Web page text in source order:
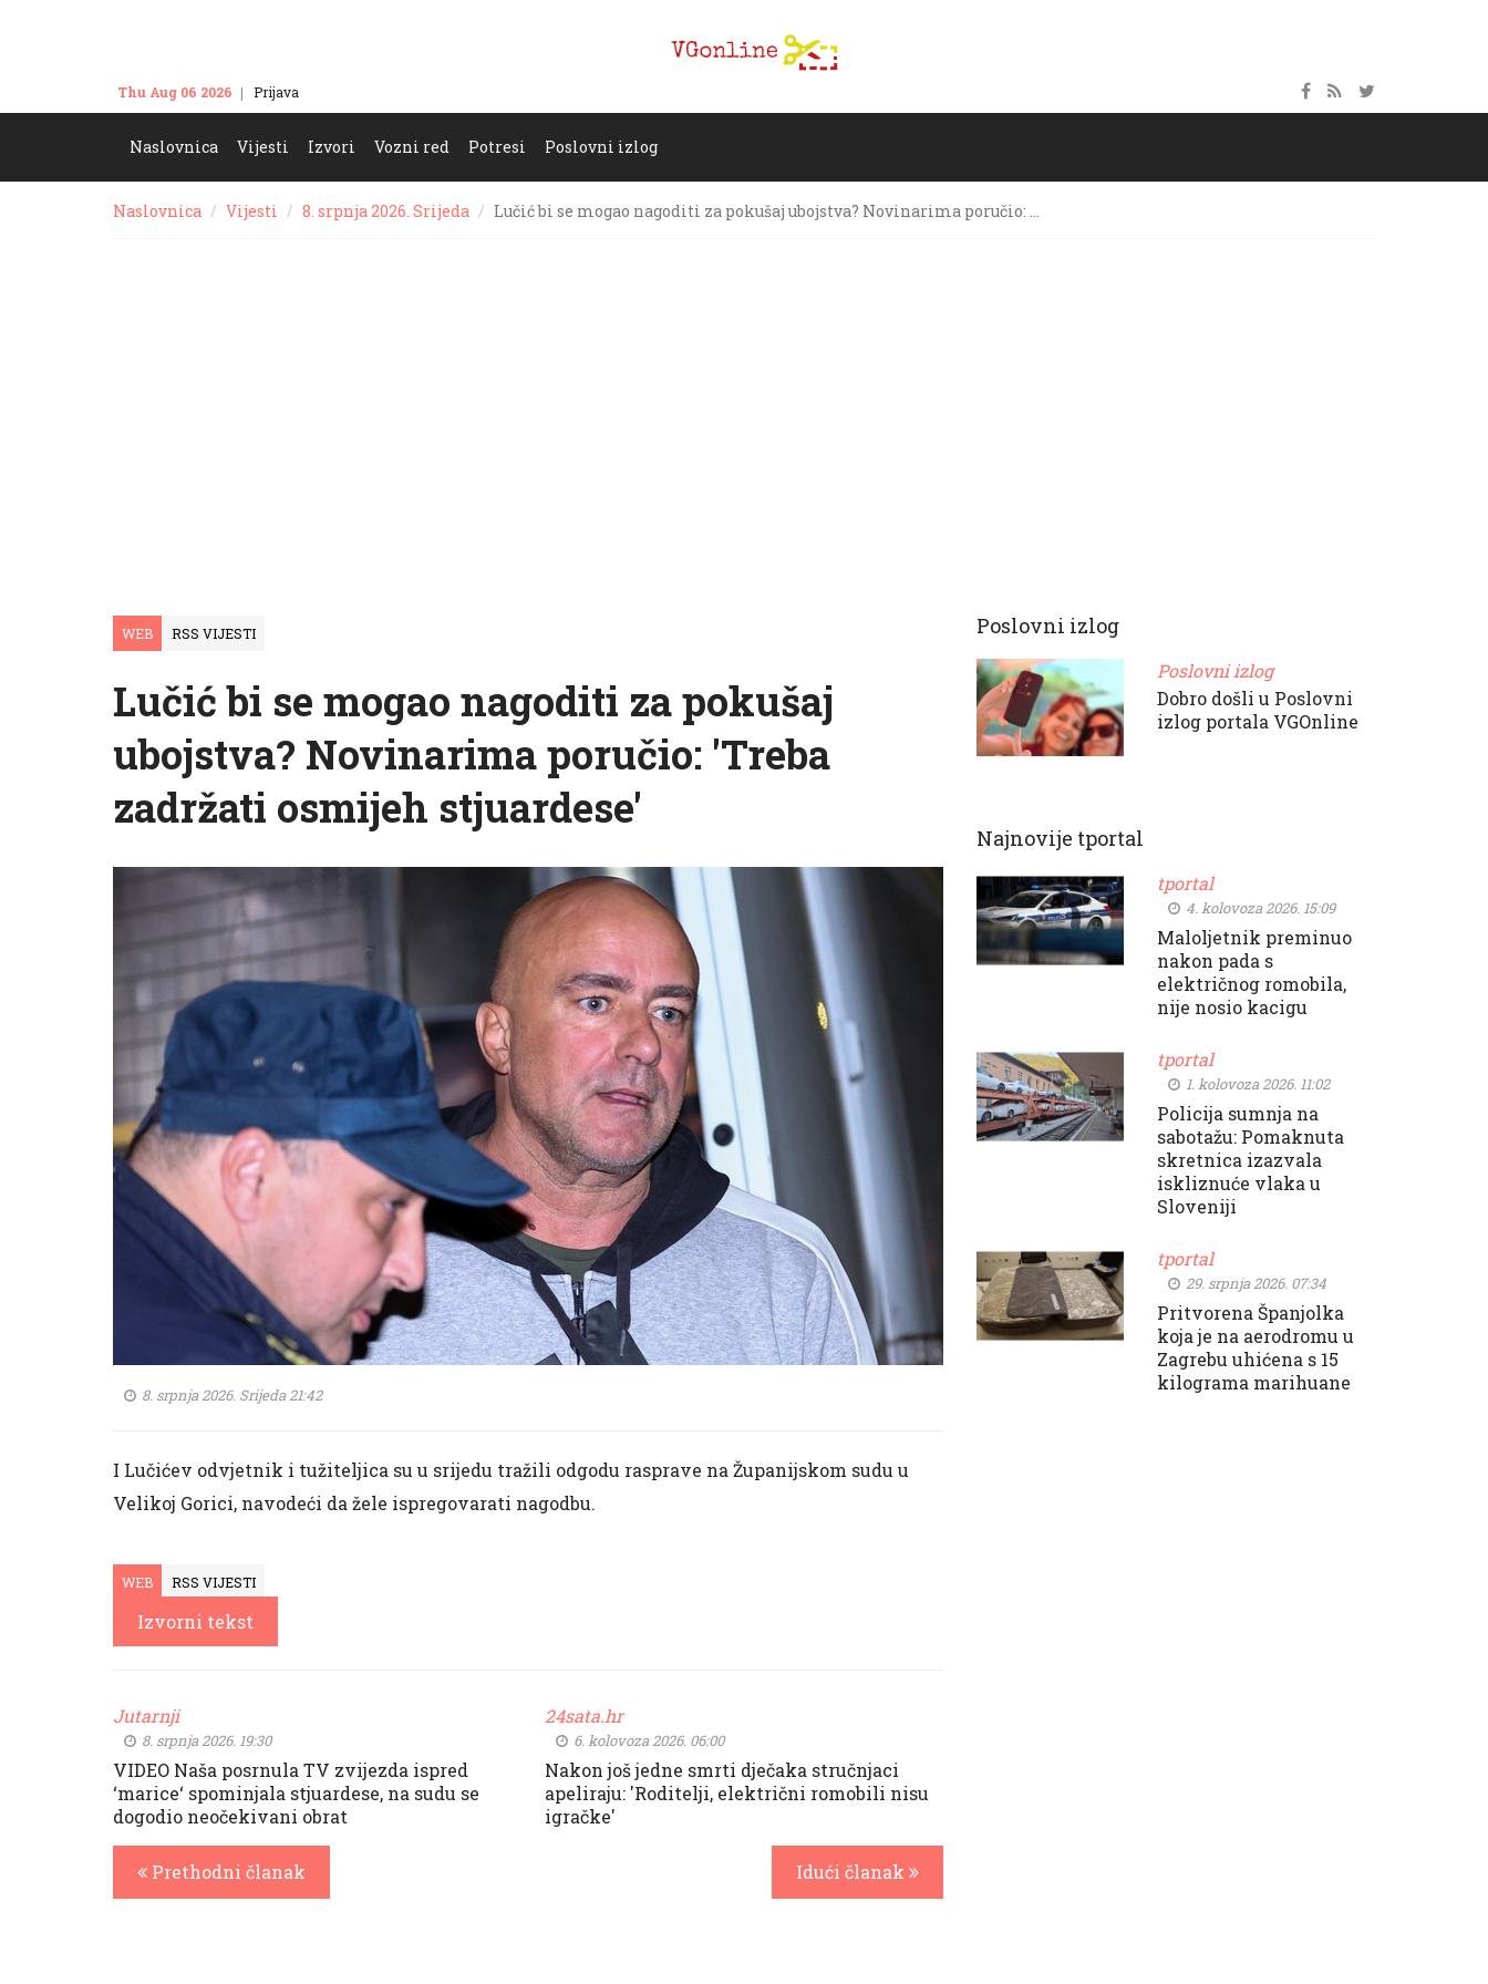
Thu Aug 06 2026 Prijava
Naslovnica Vijesti Izvori Vozni red Potresi Poslovni izlog
Naslovnica Vijesti 8. srpnja 2026. Srijeda Lučić bi se mogao nagoditi za pokušaj ubojstva? Novinarima poručio: …
WEB RSS VIJESTI
Lučić bi se mogao nagoditi za pokušaj
ubojstva? Novinarima poručio: 'Treba
zadržati osmijeh stjuardese'
8. srpnja 2026. Srijeda 21:42
I Lučićev odvjetnik i tužiteljica su u srijedu tražili odgodu rasprave na Županijskom sudu u
Velikoj Gorici, navodeći da žele ispregovarati nagodbu.
WEB RSS VIJESTI
Izvorni tekst
Jutarnji
8. srpnja 2026. 19:30
VIDEO Naša posrnula TV zvijezda ispred
‘marice‘ spominjala stjuardese, na sudu se
dogodio neočekivani obrat
Prethodni članak
24sata.hr
6. kolovoza 2026. 06:00
Nakon još jedne smrti dječaka stručnjaci
apeliraju: 'Roditelji, električni romobili nisu
igračke'
Idući članak
Poslovni izlog
Poslovni izlog
Dobro došli u Poslovni
izlog portala VGOnline
Najnovije tportal
tportal
4. kolovoza 2026. 15:09
Maloljetnik preminuo
nakon pada s
električnog romobila,
nije nosio kacigu
tportal
1. kolovoza 2026. 11:02
Policija sumnja na
sabotažu: Pomaknuta
skretnica izazvala
iskliznuće vlaka u
Sloveniji
tportal
29. srpnja 2026. 07:34
Pritvorena Španjolka
koja je na aerodromu u
Zagrebu uhićena s 15
kilograma marihuane